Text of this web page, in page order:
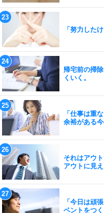
「努力した
帰宅前の掃
くいく。
「仕事は重
余裕がある
それはアウト
アウトに見
「今日は頑
ベントをつく